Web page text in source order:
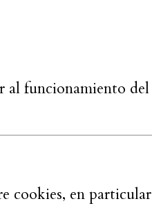
al funcionamiento del
cookies, en particular